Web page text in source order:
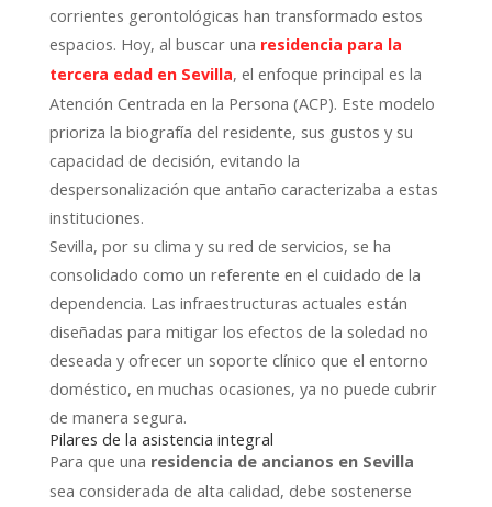
corrientes gerontológicas han transformado estos
espacios. Hoy, al buscar una residencia para la
tercera edad en Sevilla, el enfoque principal es la
Atención Centrada en la Persona (ACP). Este modelo
prioriza la biografía del residente, sus gustos y su
capacidad de decisión, evitando la
despersonalización que antaño caracterizaba a estas
instituciones.
Sevilla, por su clima y su red de servicios, se ha
consolidado como un referente en el cuidado de la
dependencia. Las infraestructuras actuales están
diseñadas para mitigar los efectos de la soledad no
deseada y ofrecer un soporte clínico que el entorno
doméstico, en muchas ocasiones, ya no puede cubrir
de manera segura.
Pilares de la asistencia integral
Para que una residencia de ancianos en Sevilla
sea considerada de alta calidad, debe sostenerse